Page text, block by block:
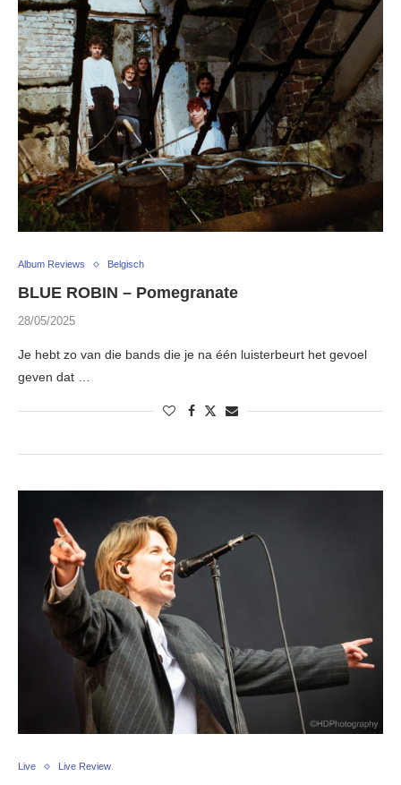
Album Reviews Belgisch
BLUE ROBIN – Pomegranate
28/05/2025
Je hebt zo van die bands die je na één luisterbeurt het gevoel
geven dat …
Live Live Review